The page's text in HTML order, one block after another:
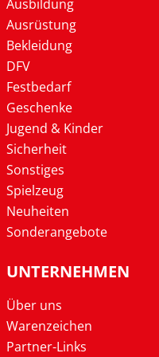
Ausbildung
Ausrüstung
Bekleidung
DFV
Festbedarf
Geschenke
Jugend & Kinder
Sicherheit
Sonstiges
Spielzeug
Neuheiten
Sonderangebote
UNTERNEHMEN
Über uns
Warenzeichen
Partner-Links